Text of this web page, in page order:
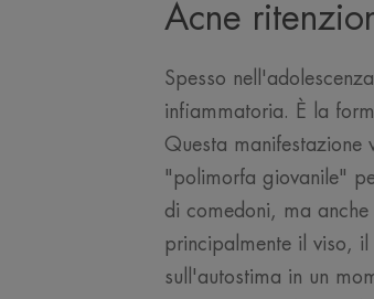
Acne
Spesso
infiammatoria. È la
Questa
"polimorfa giovanile"
di comedoni, ma
principalmente il viso,
sull'autostima in un